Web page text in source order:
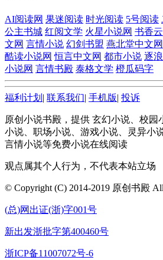
AI阅读网 果迷阅读 时光阅读 5号阅读
公主书城 红阅文学 火星小说网 书香
文网 言情小说 幻剑书盟 燕北堂中文网
酷读小说网 恒言中文网 都市小说 逐
小说网 言情书殿 泰格文学 橙瓜码字
福利计划 | 联系我们| 手机版| 投诉
原创小说书殿，提供 玄幻小说、校园
小说、职场小说、游戏小说、灵异小
言情小说等免费小说在线阅读
观点属其个人行为，不代表本站立场
© Copyright (C) 2014-2019 原创书殿 All
(总)网出证(浙)字001号
新出发浙批字第400460号
浙ICP备11007072号-6